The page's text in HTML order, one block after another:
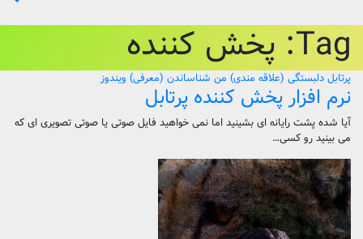
Tag: پخش کننده
پرتابلدلبستگی (علاقه مندی) من شناساندن (معرفی) ویندوز
نرم افزار پخش کننده پرتابل
آیا شده پشت رایانه ای بشینید اما نمی خواهید فایل صوتی یا صوتی تصویری ای که
می بینید رو کسی…